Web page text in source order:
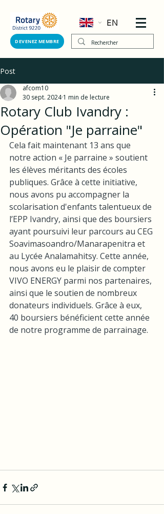
DEVENEZ MEMBRE
EN
Post
Rotary Club Ivandry :
Opération "Je parraine"
afcom10
30 sept. 2024 1 min de lecture
Cela fait maintenant 13 ans que
notre action « Je parraine » soutient
les élèves méritants des écoles
publiques. Grâce à cette initiative,
nous avons pu accompagner la
scolarisation d'enfants talentueux de
l’EPP Ivandry, ainsi que des boursiers
ayant poursuivi leur parcours au CEG
Soavimasoandro/Manarapenitra et
au Lycée Analamahitsy. Cette année,
nous avons eu le plaisir de compter
VIVO ENERGY parmi nos partenaires,
ainsi que le soutien de nombreux
donateurs individuels. Grâce à eux,
40 boursiers bénéficient cette année
de notre programme de parrainage.